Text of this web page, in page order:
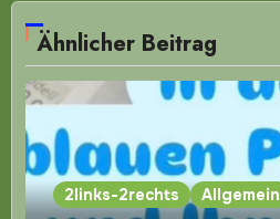
Ähnlicher Beitrag
2links-2rechts Allgemein